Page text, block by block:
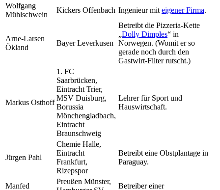
Wolfgang
Mühlschwein
Kickers Offenbach Ingenieur mit eigener Firma.
Arne-Larsen
Ökland
Bayer Leverkusen
Betreibt die Pizzeria-Kette
„Dolly Dimples“ in
Norwegen. (Womit er so
gerade noch durch den
Gastwirt-Filter rutscht.)
Markus Osthoff
1. FC
Saarbrücken,
Eintracht Trier,
MSV Duisburg,
Borussia
Mönchengladbach,
Eintracht
Braunschweig
Lehrer für Sport und
Hauswirtschaft.
Jürgen Pahl
Chemie Halle,
Eintracht
Frankfurt,
Rizepspor
Betreibt eine Obstplantage in
Paraguay.
Manfed
Preußen Münster,
Betreiber einer